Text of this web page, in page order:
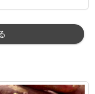
ンコイン以下 生麺 メール